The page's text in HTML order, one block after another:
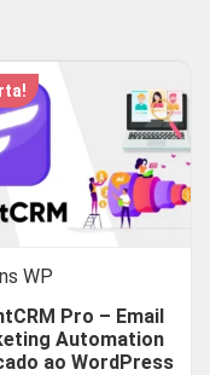
WP
Pro – Email
Automation
ao WordPress